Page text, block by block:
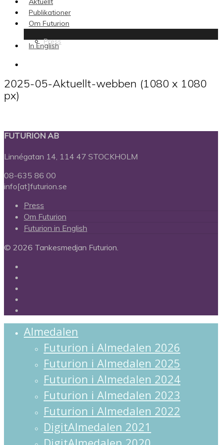
Publikationer
Om Futurion
Press
In English
2025-05-Aktuellt-webben (1080 x 1080
px)
FUTURION AB
Linnégatan 14, 114 47 STOCKHOLM
08-635 86 00
info[at]futurion.se
Press
Om Futurion
Futurion in English
© 2026 Tankesmedjan Futurion.
Almedalen
Futurion i Almedalen 2026
Futurion i Almedalen 2025
Futurion i Almedalen 2024
Futurion i Almedalen 2023
Futurion i Almedalen 2022
DigitAlmedalen 2021